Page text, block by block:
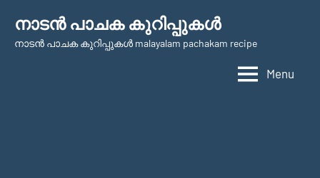
content
നാടന്‍ പാചക കുറിപ്പുകള്‍
നാടന്‍ പാചക കുറിപ്പുകള്‍ malayalam pachakam recipe
Menu